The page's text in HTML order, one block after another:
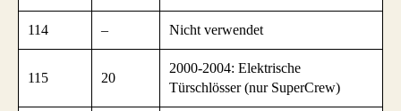
114 – Nicht verwendet
115 20
2000-2004: Elektrische
Türschlösser (nur SuperCrew)